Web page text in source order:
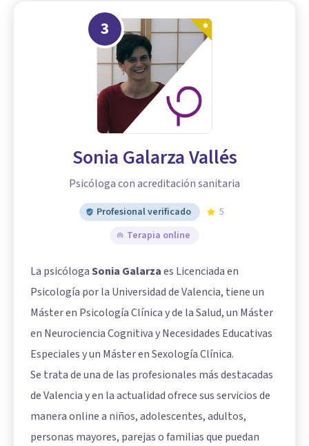
3
Sonia Galarza Vallés
Psicóloga con acreditación sanitaria
Profesional verificado
5
Terapia online
La psicólogaSonia Galarzaes Licenciada en
Psicología por la Universidad de Valencia, tiene un
Máster en Psicología Clínica y de la Salud, un Máster
en Neurociencia Cognitiva y Necesidades Educativas
Especiales y un Máster en Sexología Clínica.
Se trata de una de las profesionales más destacadas
de Valencia y en la actualidad ofrece sus servicios de
manera online a niños, adolescentes, adultos,
personas mayores, parejas o familias que puedan